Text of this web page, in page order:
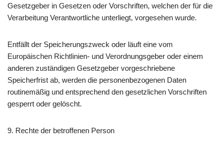
Gesetzgeber in Gesetzen oder Vorschriften, welchen der für die
Verarbeitung Verantwortliche unterliegt, vorgesehen wurde.
Entfällt der Speicherungszweck oder läuft eine vom
Europäischen Richtlinien- und Verordnungsgeber oder einem
anderen zuständigen Gesetzgeber vorgeschriebene
Speicherfrist ab, werden die personenbezogenen Daten
routinemäßig und entsprechend den gesetzlichen Vorschriften
gesperrt oder gelöscht.
9. Rechte der betroffenen Person